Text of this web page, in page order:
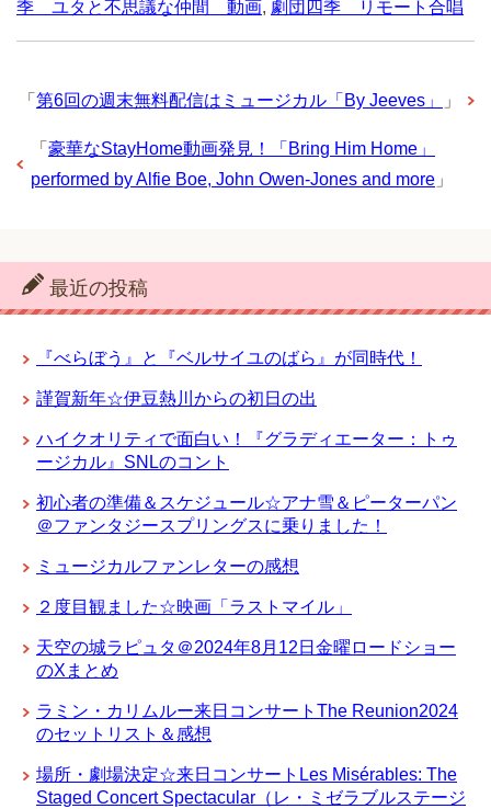
季 ユタと不思議な仲間 動画, 劇団四季 リモート合唱
「 第6回の週末無料配信はミュージカル「By Jeeves」 」
「 豪華なStayHome動画発見！「Bring Him Home」
performed by Alfie Boe, John Owen-Jones and more 」
最近の投稿
『べらぼう』と『ベルサイユのばら』が同時代！
謹賀新年☆伊豆熱川からの初日の出
ハイクオリティで面白い！『グラディエーター：トゥ
ージカル』SNLのコント
初心者の準備＆スケジュール☆アナ雪＆ピーターパン
＠ファンタジースプリングスに乗りました！
ミュージカルファンレターの感想
２度目観ました☆映画「ラストマイル」
天空の城ラピュタ＠2024年8月12日金曜ロードショー
のXまとめ
ラミン・カリムルー来日コンサートThe Reunion2024
のセットリスト＆感想
場所・劇場決定☆来日コンサートLes Misérables: The
Staged Concert Spectacular（レ・ミゼラブルステージ